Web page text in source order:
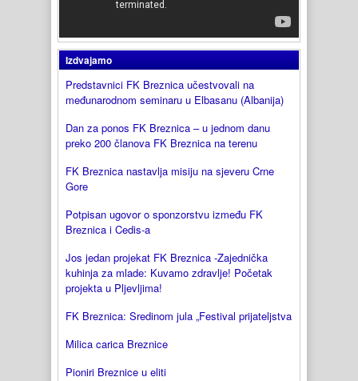
Izdvajamo
Predstavnici FK Breznica učestvovali na
međunarodnom seminaru u Elbasanu (Albanija)
Dan za ponos FK Breznica – u jednom danu
preko 200 članova FK Breznica na terenu
FK Breznica nastavlja misiju na sjeveru Crne
Gore
Potpisan ugovor o sponzorstvu između FK
Breznica i Cedis-a
Jos jedan projekat FK Breznica -Zajednička
kuhinja za mlade: Kuvamo zdravlje! Početak
projekta u Pljevljima!
FK Breznica: Sredinom jula „Festival prijateljstva
Milica carica Breznice
Pioniri Breznice u eliti